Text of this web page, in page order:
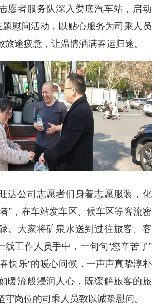
愿者服务队深入娄底汽车站，启动
题慰问活动，以贴心服务为司乘人员
旅途疲惫，让温情洒满春运归途。
达公司志愿者们身着志愿服装，化
”，在车站发车区、候车区等客流密
。大家将矿泉水送到过往旅客、客
线工作人员手中，一句句“您辛苦了”
快乐”的暖心问候，一声声真挚淳朴
暖流般浸润人心，既缓解旅客的旅
守岗位的司乘人员致以诚挚慰问。